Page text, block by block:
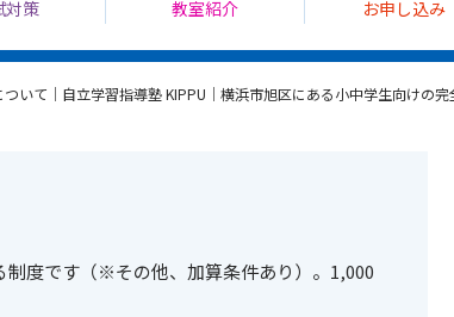
いて｜自立学習指導塾 KIPPU｜横浜市旭区にある小中学生向けの
度です（※その他、加算条件あり）。1,000